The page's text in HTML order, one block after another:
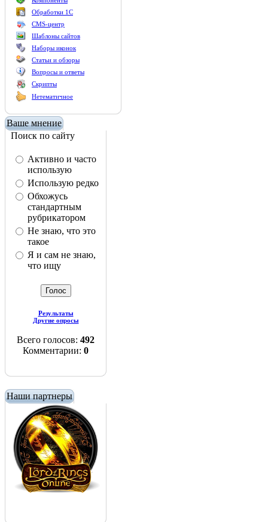
Обработки 1С
CMS-центр
Шаблоны сайтов
Наборы иконок
Статьи и обзоры
Вопросы и ответы
Скрипты
Нетематичное
Ваше мнение
Поиск по сайту
Активно и часто
использую
Использую редко
Обхожусь
стандартным
рубрикатором
Не знаю, что это
такое
Я и сам не знаю,
что ищу
Результаты
Другие опросы
Всего голосов: 492
Комментарии: 0
Наши партнеры